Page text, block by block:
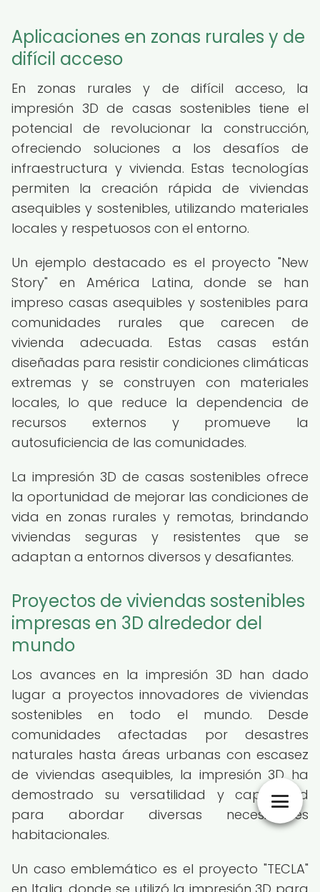
Aplicaciones en zonas rurales y de
difícil acceso
En zonas rurales y de difícil acceso, la
impresión 3D de casas sostenibles tiene el
potencial de revolucionar la construcción,
ofreciendo soluciones a los desafíos de
infraestructura y vivienda. Estas tecnologías
permiten la creación rápida de viviendas
asequibles y sostenibles, utilizando materiales
locales y respetuosos con el entorno.
Un ejemplo destacado es el proyecto "New
Story" en América Latina, donde se han
impreso casas asequibles y sostenibles para
comunidades rurales que carecen de
vivienda adecuada. Estas casas están
diseñadas para resistir condiciones climáticas
extremas y se construyen con materiales
locales, lo que reduce la dependencia de
recursos externos y promueve la
autosuficiencia de las comunidades.
La impresión 3D de casas sostenibles ofrece
la oportunidad de mejorar las condiciones de
vida en zonas rurales y remotas, brindando
viviendas seguras y resistentes que se
adaptan a entornos diversos y desafiantes.
Proyectos de viviendas sostenibles
impresas en 3D alrededor del
mundo
Los avances en la impresión 3D han dado
lugar a proyectos innovadores de viviendas
sostenibles en todo el mundo. Desde
comunidades afectadas por desastres
naturales hasta áreas urbanas con escasez
de viviendas asequibles, la impresión 3D ha
demostrado su versatilidad y capacidad
para abordar diversas necesidades
habitacionales.
Un caso emblemático es el proyecto "TECLA"